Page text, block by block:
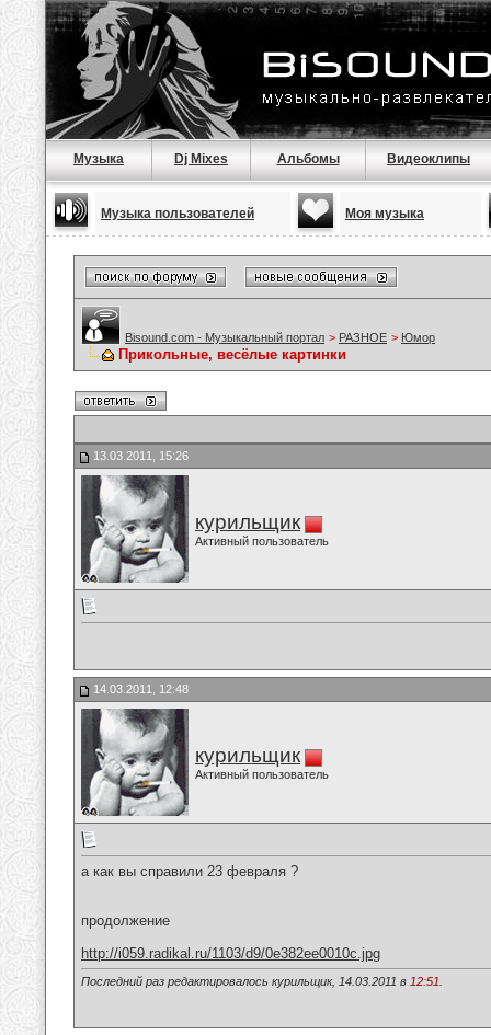
Музыка Dj Mixes Альбомы Видеоклипы
Музыка пользователей Моя музыка
Bisound.com - Музыкальный портал > РАЗНОЕ > Юмор
Прикольные, весёлые картинки
13.03.2011, 15:26
курильщик
Активный пользователь
14.03.2011, 12:48
курильщик
Активный пользователь
а как вы справили 23 февраля ?
продолжение
http://i059.radikal.ru/1103/d9/0e382ee0010c.jpg
Последний раз редактировалось курильщик, 14.03.2011 в 12:51